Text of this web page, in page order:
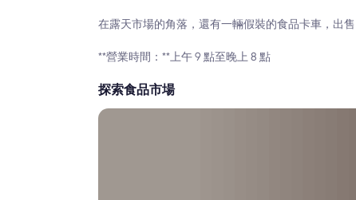
在露天市場的角落，還有一輛假裝的食品卡車，出
**營業時間：**上午 9 點至晚上 8 點
探索食品市場